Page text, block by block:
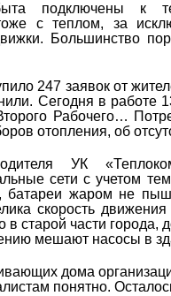
подключены к
с теплом, за
Большинство
247 заявок от
Сегодня в работе
Рабочего…
отопления, об
УК
сети с учетом
батареи жаром не
скорость
в старой части
мешают насосы в
дома
понятно.